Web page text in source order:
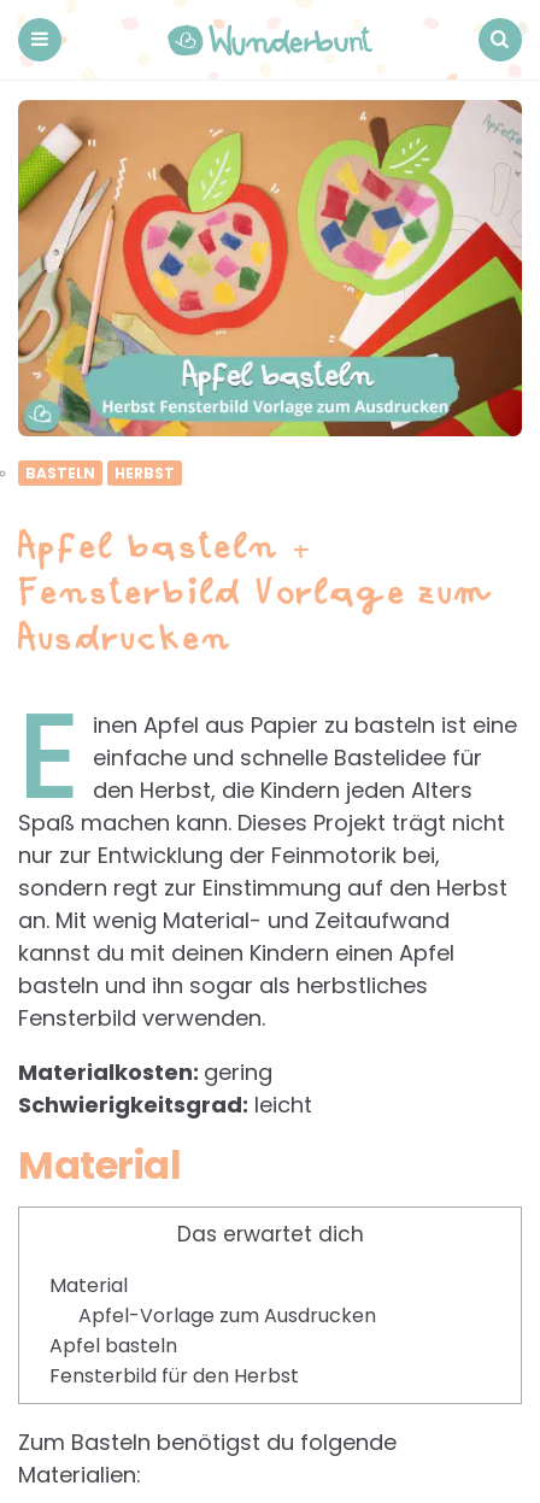
BASTELN HERBST
Apfel basteln +
Fensterbild Vorlage zum
Ausdrucken
E
inen Apfel aus Papier zu basteln ist eine
einfache und schnelle Bastelidee für
den Herbst, die Kindern jeden Alters
Spaß machen kann. Dieses Projekt trägt nicht
nur zur Entwicklung der Feinmotorik bei,
sondern regt zur Einstimmung auf den Herbst
an. Mit wenig Material- und Zeitaufwand
kannst du mit deinen Kindern einen Apfel
basteln und ihn sogar als herbstliches
Fensterbild verwenden.
Materialkosten: gering
Schwierigkeitsgrad: leicht
Material
Das erwartet dich
Material
Apfel-Vorlage zum Ausdrucken
Apfel basteln
Fensterbild für den Herbst
Zum Basteln benötigst du folgende
Materialien: